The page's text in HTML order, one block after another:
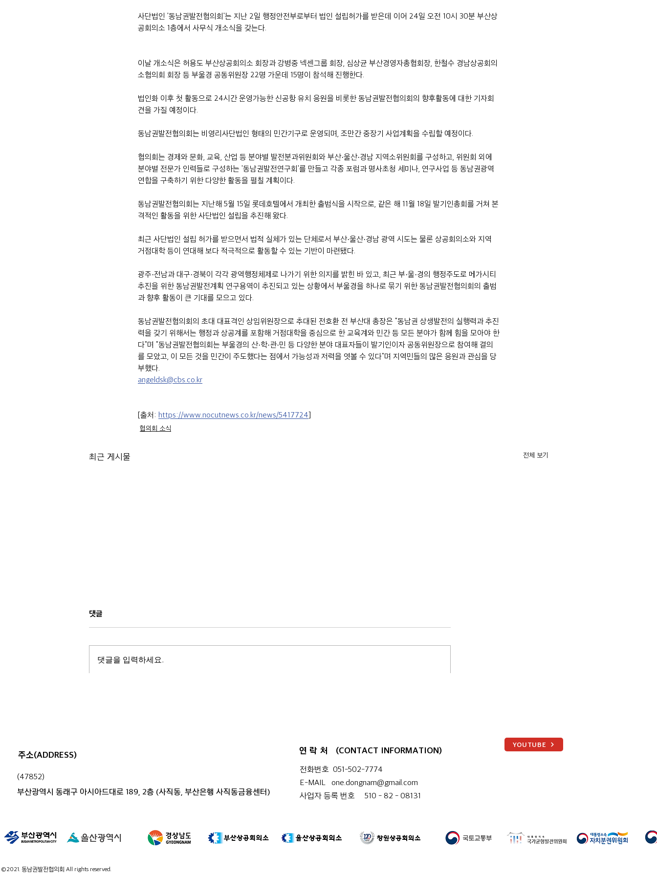
사단법인 '동남권발전협의회'는 지난 2일 행정안전부로부터 법인 설립허가를 받은데 이어 24일 오전 10시 30분 부산상
공회의소 1층에서 사무식 개소식을 갖는다.
이날 개소식은 허용도 부산상공회의소 회장과 강병중 넥센그룹 회장, 심상균 부산경영자총협회장, 한철수 경남상공회의
소협의회 회장 등 부울경 공동위원장 22명 가운데 15명이 참석해 진행한다.
법인화 이후 첫 활동으로 24시간 운영가능한 신공항 유치 응원을 비롯한 동남권발전협의회의 향후활동에 대한 기자회
견을 가질 예정이다.
동남권발전협의회는 비영리사단법인 형태의 민간기구로 운영되며, 조만간 중장기 사업계획을 수립할 예정이다.
협의회는 경제와 문화, 교육, 산업 등 분야별 발전분과위원회와 부산·울산·경남 지역소위원회를 구성하고, 위원회 외에
분야별 전문가 인력들로 구성하는 '동남권발전연구회'를 만들고 각종 포럼과 명사초청 세미나, 연구사업 등 동남권광역
연합을 구축하기 위한 다양한 활동을 펼칠 계획이다.
동남권발전협의회는 지난해 5월 15일 롯데호텔에서 개최한 출범식을 시작으로, 같은 해 11월 18일 발기인총회를 거쳐 본
격적인 활동을 위한 사단법인 설립을 추진해 왔다.
최근 사단법인 설립 허가를 받으면서 법적 실체가 있는 단체로서 부산·울산·경남 광역 시도는 물론 상공회의소와 지역
거점대학 등이 연대해 보다 적극적으로 활동할 수 있는 기반이 마련됐다.
광주·전남과 대구·경북이 각각 광역행정체제로 나가기 위한 의지를 밝힌 바 있고, 최근 부·울·경의 행정주도로 메가시티
추진을 위한 동남권발전계획 연구용역이 추진되고 있는 상황에서 부울경을 하나로 묶기 위한 동남권발전협의회의 출범
과 향후 활동이 큰 기대를 모으고 있다.
동남권발전협의회의 초대 대표격인 상임위원장으로 추대된 전호환 전 부산대 총장은 "동남권 상생발전의 실행력과 추진
력을 갖기 위해서는 행정과 상공계를 포함해 거점대학을 중심으로 한 교육계와 민간 등 모든 분야가 함께 힘을 모아야 한
다"며 "동남권발전협의회는 부울경의 산·학·관·민 등 다양한 분야 대표자들이 발기인이자 공동위원장으로 참여해 결의
를 모았고, 이 모든 것을 민간이 주도했다는 점에서 가능성과 저력을 엿볼 수 있다"며 지역민들의 많은 응원과 관심을 당
부했다.
angeldsk@cbs.co.kr
[출처: https://www.nocutnews.co.kr/news/5417724]
협의회 소식
최근 게시물 전체 보기
댓글
댓글을 입력하세요.
주소(ADDRESS)
(47852)
부산광역시 동래구 아시아드대로 189, 2층 (사직동, 부산은행 사직동금융센터)
연락처 (CONTACT INFORMATION)
YOUTUBE
전화번호 051-502-7774
E-MAIL one.dongnam@gmail.com
사업자 등록 번호 510 - 82 - 08131​
©2021. 동남권발전협의회 All rights reserved.